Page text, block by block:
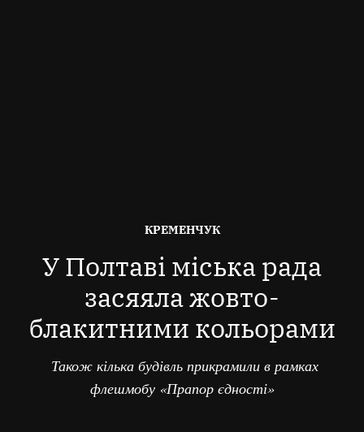
ОПУБЛІКОВАНО
КРЕМЕНЧУК
У Полтаві міська рада
засяяла жовто-
блакитними кольорами
Також кілька будівль прикрамили в рамках
флешмобу «Прапор єдності»